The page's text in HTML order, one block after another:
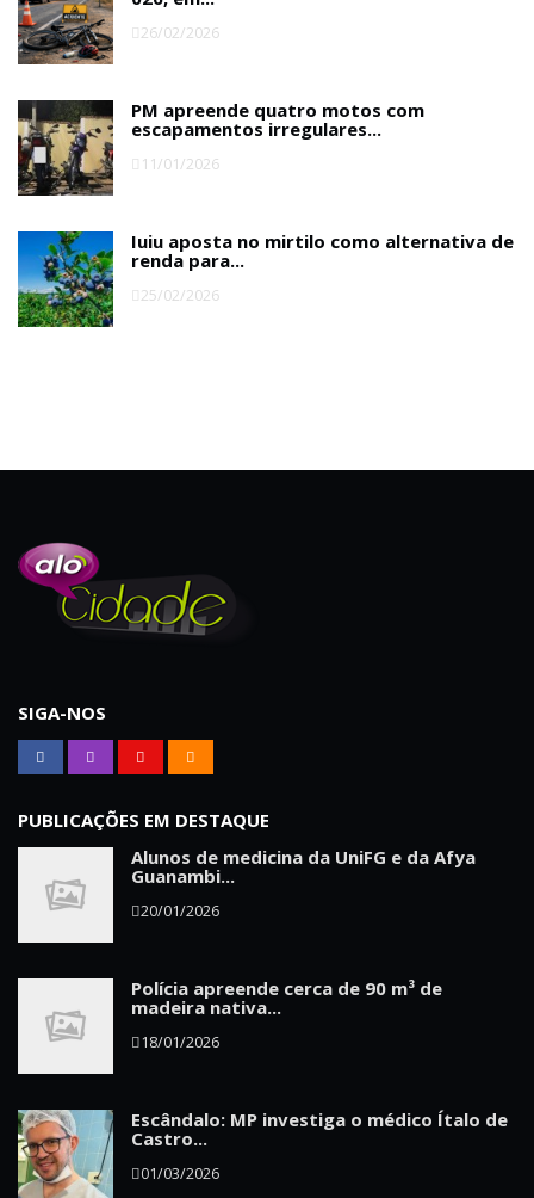
26/02/2026
PM apreende quatro motos com
escapamentos irregulares...
11/01/2026
Iuiu aposta no mirtilo como alternativa de
renda para...
25/02/2026
SIGA-NOS
PUBLICAÇÕES EM DESTAQUE
Alunos de medicina da UniFG e da Afya
Guanambi...
20/01/2026
Polícia apreende cerca de 90 m³ de
madeira nativa...
18/01/2026
Escândalo: MP investiga o médico Ítalo de
Castro...
01/03/2026